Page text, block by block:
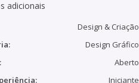
adicionais
Design & Criação
Design Gráfico
Aberto
Iniciante